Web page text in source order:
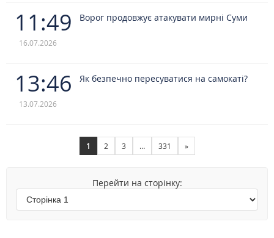
11:49
16.07.2026
Ворог продовжує атакувати мирні Суми
13:46
13.07.2026
Як безпечно пересуватися на самокаті?
1 2 3 … 331 »
Перейти на сторінку: